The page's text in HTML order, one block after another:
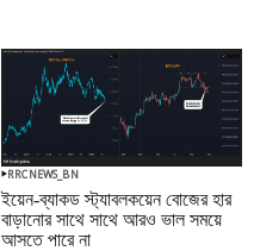
RRCNEWS_BN
ইয়েন-ব্যাকড স্ট্যাবলকয়েন বোজের হার
বাড়ানোর সাথে সাথে আরও ভাল সময়ে
আসতে পারে না